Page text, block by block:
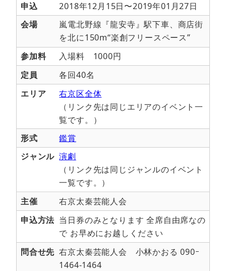
申込
2018年12月15日〜2019年01月27日
会場
嵐電北野線『龍安寺』駅下車、商店街
を北に150m“楽創フリースペース”
参加料
入場料 1000円
定員
各回40名
エリア
右京区全体
（リンク先は同じエリアのイベント一
覧です。）
形式
鑑賞
ジャンル 演劇
（リンク先は同じジャンルのイベント
一覧です。）
主催
右京太秦芸能人会
申込方法 当日券のみとなります 全席自由席なの
で お早めにお越しください
問合せ先 右京太秦芸能人会 小林かおる 090ｰ
1464-1464